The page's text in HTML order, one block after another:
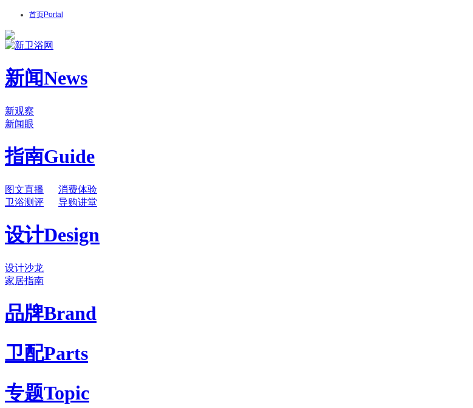
首页Portal
新闻News
新观察
新闻眼
指南Guide
图文直播
消费体验
卫浴测评
导购讲堂
设计Design
设计沙龙
家居指南
品牌Brand
卫配Parts
专题Topic